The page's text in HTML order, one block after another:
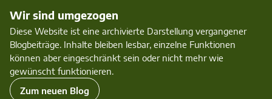
Wir sind umgezogen
Diese Website ist eine archivierte Darstellung vergangener
Blogbeiträge. Inhalte bleiben lesbar, einzelne Funktionen
können aber eingeschränkt sein oder nicht mehr wie
gewünscht funktionieren.
Zum neuen Blog